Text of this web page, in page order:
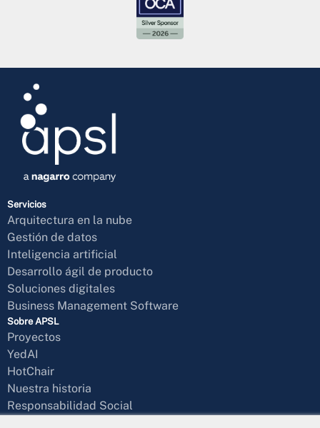
Servicios
Arquitectura en la nube
Gestión de datos
Inteligencia artificial
Desarrollo ágil de producto
Soluciones digitales
Business Management Software
Sobre APSL
Proyectos
YedAI
HotChair
Nuestra historia
Responsabilidad Social